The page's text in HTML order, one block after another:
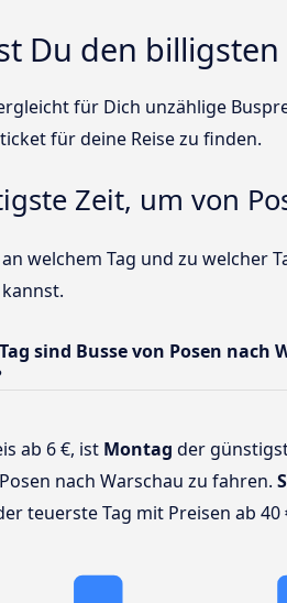
Du den
für Dich unzählige
für deine Reise zu finden.
Zeit, um von
welchem Tag und zu welcher
sind Busse von Posen nach
ab 6 €, ist Montag der
nach Warschau zu fahren.
teuerste Tag mit Preisen ab 40